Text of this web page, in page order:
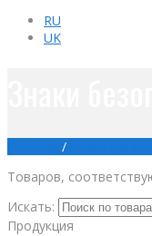
RU
UK
/
Товаров,
Искать:
Продукция